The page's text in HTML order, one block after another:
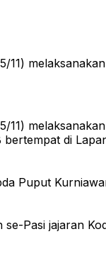
di
Puput
Pasi jajaran